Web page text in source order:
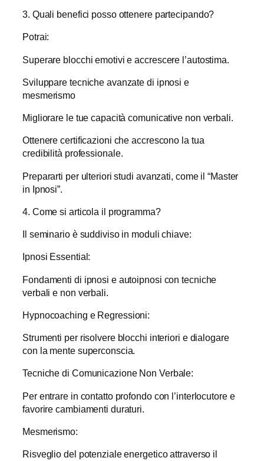
3. Quali benefici posso ottenere partecipando?
Potrai:
Superare blocchi emotivi e accrescere l’autostima.
Sviluppare tecniche avanzate di ipnosi e
mesmerismo
Migliorare le tue capacità comunicative non verbali.
Ottenere certificazioni che accrescono la tua
credibilità professionale.
Prepararti per ulteriori studi avanzati, come il “Master
in Ipnosi”.
4. Come si articola il programma?
Il seminario è suddiviso in moduli chiave:
Ipnosi Essential:
Fondamenti di ipnosi e autoipnosi con tecniche
verbali e non verbali.
Hypnocoaching e Regressioni:
Strumenti per risolvere blocchi interiori e dialogare
con la mente superconscia.
Tecniche di Comunicazione Non Verbale:
Per entrare in contatto profondo con l’interlocutore e
favorire cambiamenti duraturi.
Mesmerismo:
Risveglio del potenziale energetico attraverso il